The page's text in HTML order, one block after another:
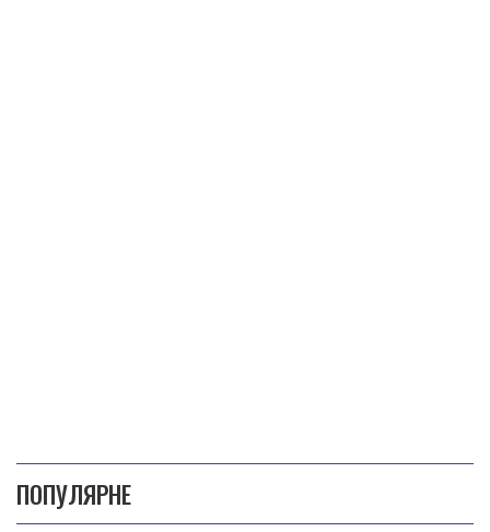
ПОПУЛЯРНЕ